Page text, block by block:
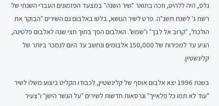
גלס, היה ללהיט, וזכה בתואר "שיר השנה" במצעד הפזמונים העברי השנתי של
רשת ג' לשנת תשנ"ה. פרט לשיר הנושא, בלטו באלבום גם השירים "הבוקר את
הולכת", "קרוב אל לבך" ו"שמש". האלבום הפך בתוך חצי שנה לאלבום פלטינה,
הגיע עד למכירות של 150,000 אלבומים ונחשב עד היום לנמכר ביותר של
קלינשטיין.
בשנת 1996 יצא אלבום אוסף של קלינשטיין, לכבודו הקליט ביצוע משלו לשיר
"עוד לא תמו כל פלאייך" וגרסאות חדשות לשירים "על הגשר הישן" ו"צעיר